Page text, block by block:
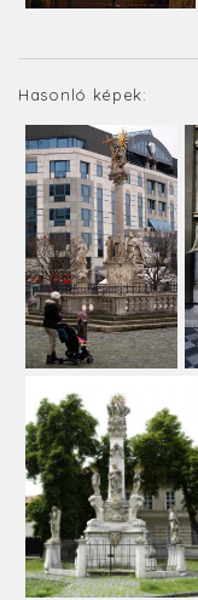
Hasonló képek: